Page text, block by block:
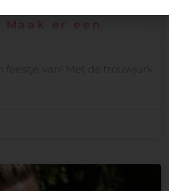
er een
feestje van! Met de trouwjurk